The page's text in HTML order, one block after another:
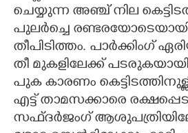
CARTOONS
LITERATURE
ZOOM
ചെയ്യുന്ന അഞ്ച് നില
പുലർച്ചെ
തീപിടിത്തം. പാർക്കിംഗ്
തീ മുകളിലേക്ക്
പുക കാരണം
എട്ട് താമസക്കാരെ
സഫ്ദർജംഗ്